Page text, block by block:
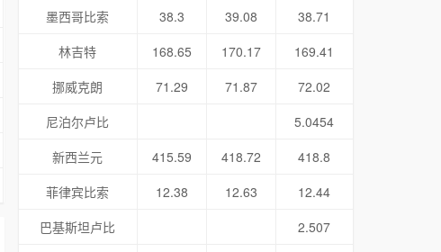
墨西哥比索
38.3 39.08
38.71
林吉特
168.65 170.17
169.41
挪威克朗
71.29 71.87
72.02
尼泊尔卢比
5.0454
新西兰元
415.59 418.72
418.8
菲律宾比索
12.38 12.63
12.44
巴基斯坦卢比
2.507